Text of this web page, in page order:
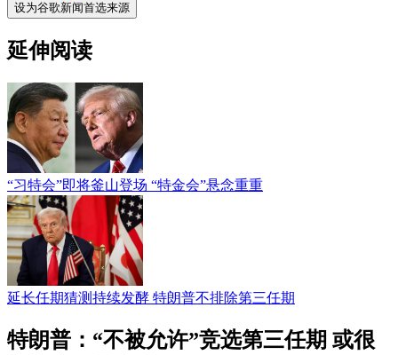
设为谷歌新闻首选来源
延伸阅读
“习特会”即将釜山登场 “特金会”悬念重重
延长任期猜测持续发酵 特朗普不排除第三任期
特朗普：“不被允许”竞选第三任期 或很